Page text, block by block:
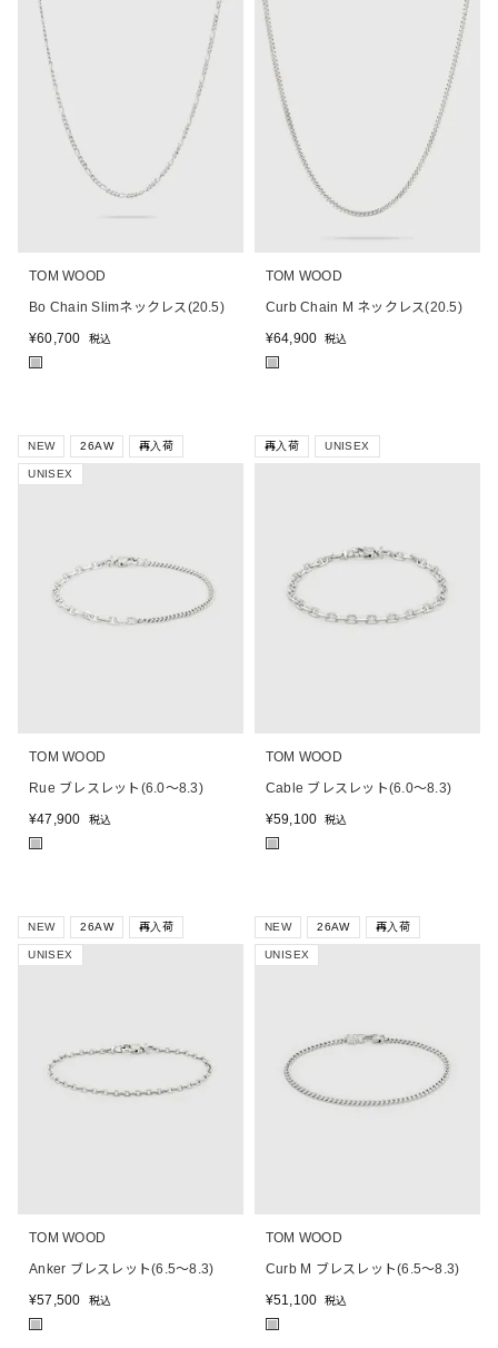
TOM WOOD
Bo Chain Slimネックレス(20.5)
¥60,700 税込
■
TOM WOOD
Curb Chain M ネックレス(20.5)
¥64,900 税込
■
NEW 26AW 再入荷
UNISEX
TOM WOOD
Rue ブレスレット(6.0～8.3)
¥47,900 税込
■
再入荷 UNISEX
TOM WOOD
Cable ブレスレット(6.0～8.3)
¥59,100 税込
■
NEW 26AW 再入荷
UNISEX
TOM WOOD
Anker ブレスレット(6.5～8.3)
¥57,500 税込
NEW 26AW 再入荷
UNISEX
TOM WOOD
Curb M ブレスレット(6.5～8.3)
¥51,100 税込